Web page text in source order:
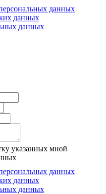
данных
данных
данных
указанных мной
данных
данных
данных